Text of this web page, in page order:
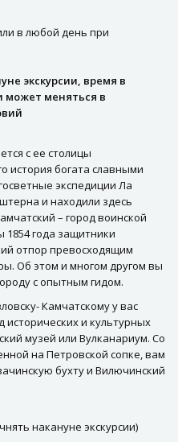
в любой день при
экскурсии, время в
может меняться в
с ее столицы
история богата славными
экспедиции Ла
и находили здесь
– город воинской
года защитники
отпор превосходящим
Об этом и многом другом вы
с опытным гидом.
Камчатскому у вас
исторических и культурных
музей или Вулканариум. Со
на Петровской сопке, вам
бухту и Вилючинский
накануне экскурсии)